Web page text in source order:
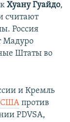
Хуану Гуайдо,
считают
Россия
Мадуро
Штаты во
и Кремль
США против
PDVSA,